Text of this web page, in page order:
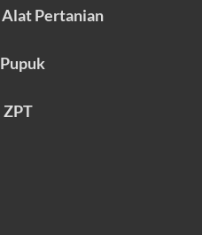
Alat Pertanian
Pupuk
ZPT